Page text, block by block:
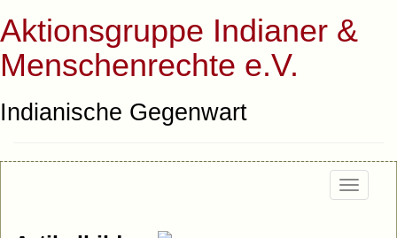
Aktionsgruppe Indianer &
Menschenrechte e.V.
Indianische Gegenwart